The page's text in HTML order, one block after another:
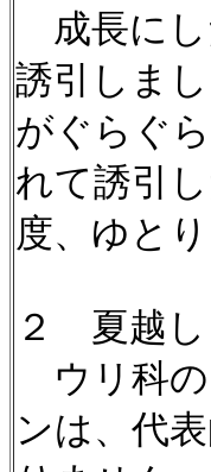
成長にし
誘引しま
がぐらぐ
れて誘引
度、ゆと
２ 夏越し
ウリ科の
ンは、代